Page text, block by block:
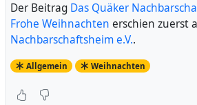
Der Beitrag Das Quäker
Frohe Weihnachten erschien zuerst
Nachbarschaftsheim e.V..
Allgemein Weihnachten